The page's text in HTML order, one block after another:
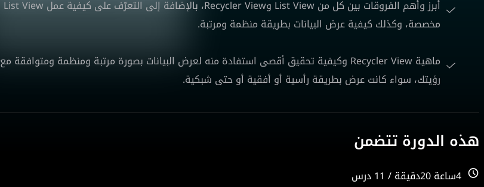
أبرز وأهم الفروقات بين كل من List View وRecycler View، بالإضافة إلى التعرّف على كيفية عمل List View
مخصصة، وكذلك كيفية عرض البيانات بطريقة منظمة ومرتبة.
ماهية Recycler View وكيفية تحقيق أقصى استفادة منه لعرض البيانات بصورة مرتبة ومنظمة ومتوافقة مع
رؤيتك، سواء كانت عرض بطريقة رأسية أو أفقية أو حتى شبكية.
هذه الدورة تتضمن